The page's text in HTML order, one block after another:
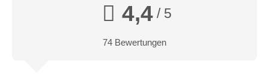
4,4/ 5
74 Bewertungen